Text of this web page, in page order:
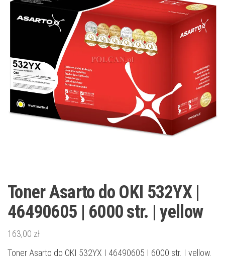
Toner Asarto do OKI 532YX |
46490605 | 6000 str. | yellow
163,00 zł
Toner Asarto do OKI 532YX | 46490605 | 6000 str. | yellow.